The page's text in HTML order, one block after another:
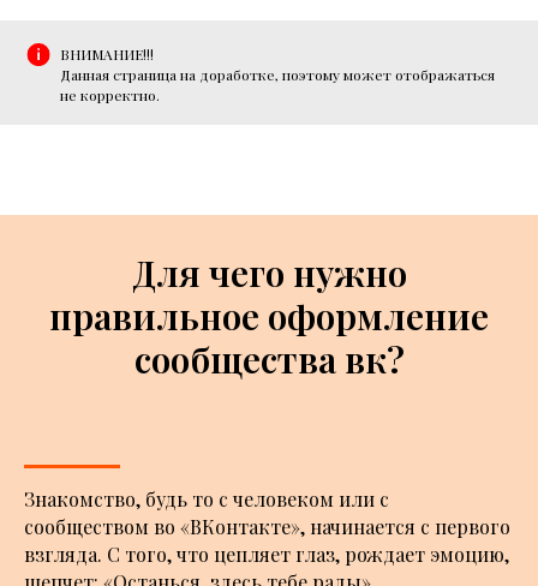
ВНИМАНИЕ!!!
Данная страница на доработке, поэтому может отображаться
не корректно.
Для чего нужно
правильное оформление
сообщества вк?
Знакомство, будь то с человеком или с
сообществом во «ВКонтакте», начинается с первого
взгляда. С того, что цепляет глаз, рождает эмоцию,